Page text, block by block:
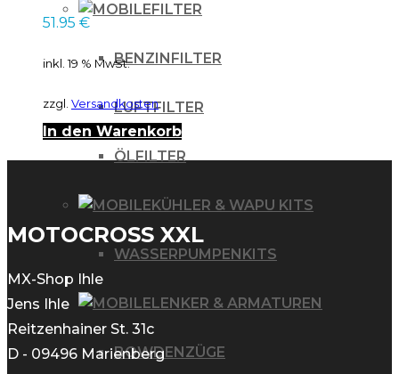
FILTER
BENZINFILTER
LUFTFILTER
ÖLFILTER
KÜHLER & WAPU KITS
WASSERPUMPENKITS
LENKER & ARMATUREN
BOWDENZÜGE
51.95 €
inkl. 19 % MwSt.
zzgl. Versandkosten
In den Warenkorb
MOTOCROSS XXL
MX-Shop Ihle
Jens Ihle
Reitzenhainer St. 31c
D - 09496 Marienberg